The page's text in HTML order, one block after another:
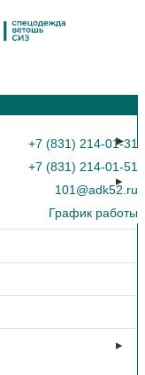
+7 (831) 214-01-31
+7 (831) 214-01-51
101@adk52.ru
График работы